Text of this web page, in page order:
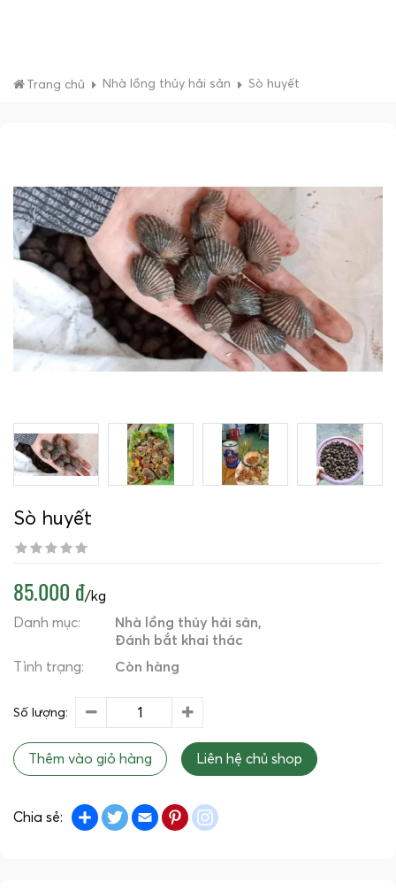
Trang chủ Nhà lồng thủy hải sản Sò huyết
Sò huyết
85.000 đ/kg
Danh mục:
Nhà lồng thủy hải sản
Đánh bắt khai thác
Tình trạng:
Còn hàng
Số lượng:
Thêm vào giỏ hàng Liên hệ chủ shop
Chia sẻ: Share TwitterEmail Pinterest